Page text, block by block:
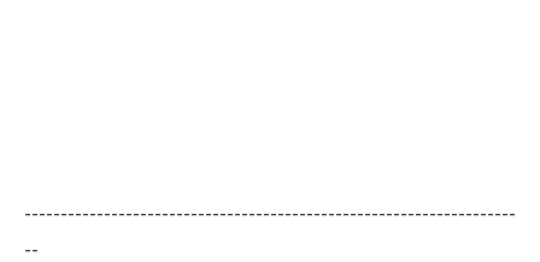
--------------------------------------------------------------------
--